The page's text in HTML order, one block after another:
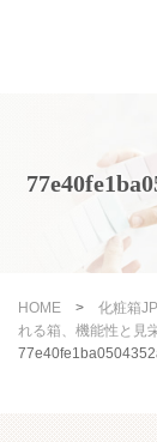
HOME > 化粧箱
れる箱、機能性と見